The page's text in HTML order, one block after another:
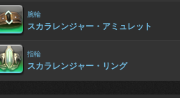
腕輪
スカラレンジャー・アミュレット
指輪
スカラレンジャー・リング